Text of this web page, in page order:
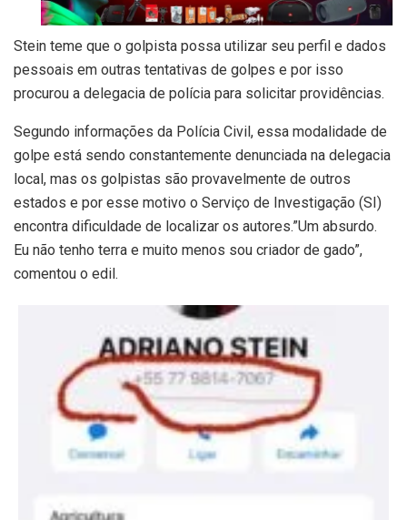
Stein teme que o golpista possa utilizar seu perfil e dados
pessoais em outras tentativas de golpes e por isso
procurou a delegacia de polícia para solicitar providências.
Segundo informações da Polícia Civil, essa modalidade de
golpe está sendo constantemente denunciada na delegacia
local, mas os golpistas são provavelmente de outros
estados e por esse motivo o Serviço de Investigação (SI)
encontra dificuldade de localizar os autores.”Um absurdo.
Eu não tenho terra e muito menos sou criador de gado”,
comentou o edil.